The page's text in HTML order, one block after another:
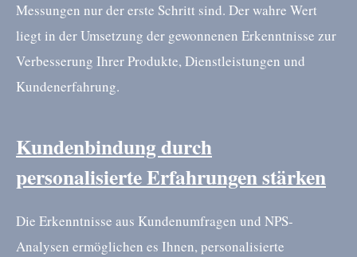
Messungen nur der erste Schritt sind. Der wahre Wert
liegt in der Umsetzung der gewonnenen Erkenntnisse zur
Verbesserung Ihrer Produkte, Dienstleistungen und
Kundenerfahrung.
Kundenbindung durch
personalisierte Erfahrungen stärken
Die Erkenntnisse aus Kundenumfragen und NPS-
Analysen ermöglichen es Ihnen, personalisierte